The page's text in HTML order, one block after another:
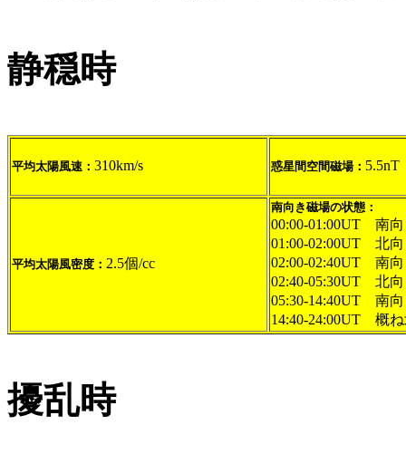
静穏時
平均太陽風速： 310km/s 惑星間空間磁場： 5.5nT
平均太陽風密度： 2.5個/cc
南向き磁場の状態：
00:00-01:00UT 南向
01:00-02:00UT 北向
02:00-02:40UT 南向
02:40-05:30UT 北向
05:30-14:40UT 南向
14:40-24:00UT 概
擾乱時